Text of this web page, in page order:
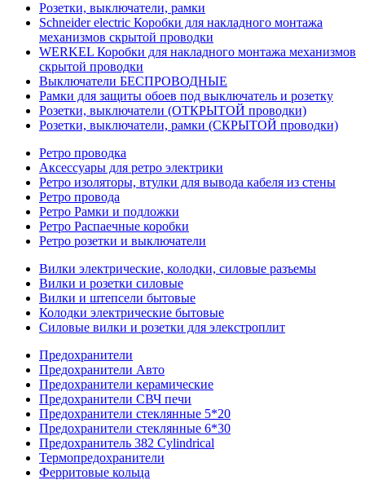
Розетки, выключатели, рамки
Schneider electric Коробки для накладного монтажа
механизмов скрытой проводки
WERKEL Коробки для накладного монтажа механизмов
скрытой проводки
Выключатели БЕСПРОВОДНЫЕ
Рамки для защиты обоев под выключатель и розетку
Розетки, выключатели (ОТКРЫТОЙ проводки)
Розетки, выключатели, рамки (СКРЫТОЙ проводки)
Ретро проводка
Аксессуары для ретро электрики
Ретро изоляторы, втулки для вывода кабеля из стены
Ретро провода
Ретро Рамки и подложки
Ретро Распаечные коробки
Ретро розетки и выключатели
Вилки электрические, колодки, силовые разъемы
Вилки и розетки силовые
Вилки и штепсели бытовые
Колодки электрические бытовые
Силовые вилки и розетки для элекстроплит
Предохранители
Предохранители Авто
Предохранители керамические
Предохранители СВЧ печи
Предохранители стеклянные 5*20
Предохранители стеклянные 6*30
Предохранитель 382 Cylindrical
Термопредохранители
Ферритовые кольца